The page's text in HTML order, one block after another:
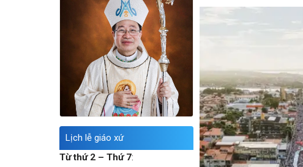
Lịch lễ giáo xứ
Từ thứ 2 – Thứ 7: